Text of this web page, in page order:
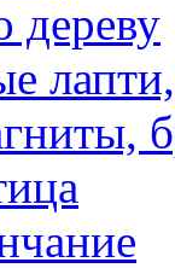
дереву